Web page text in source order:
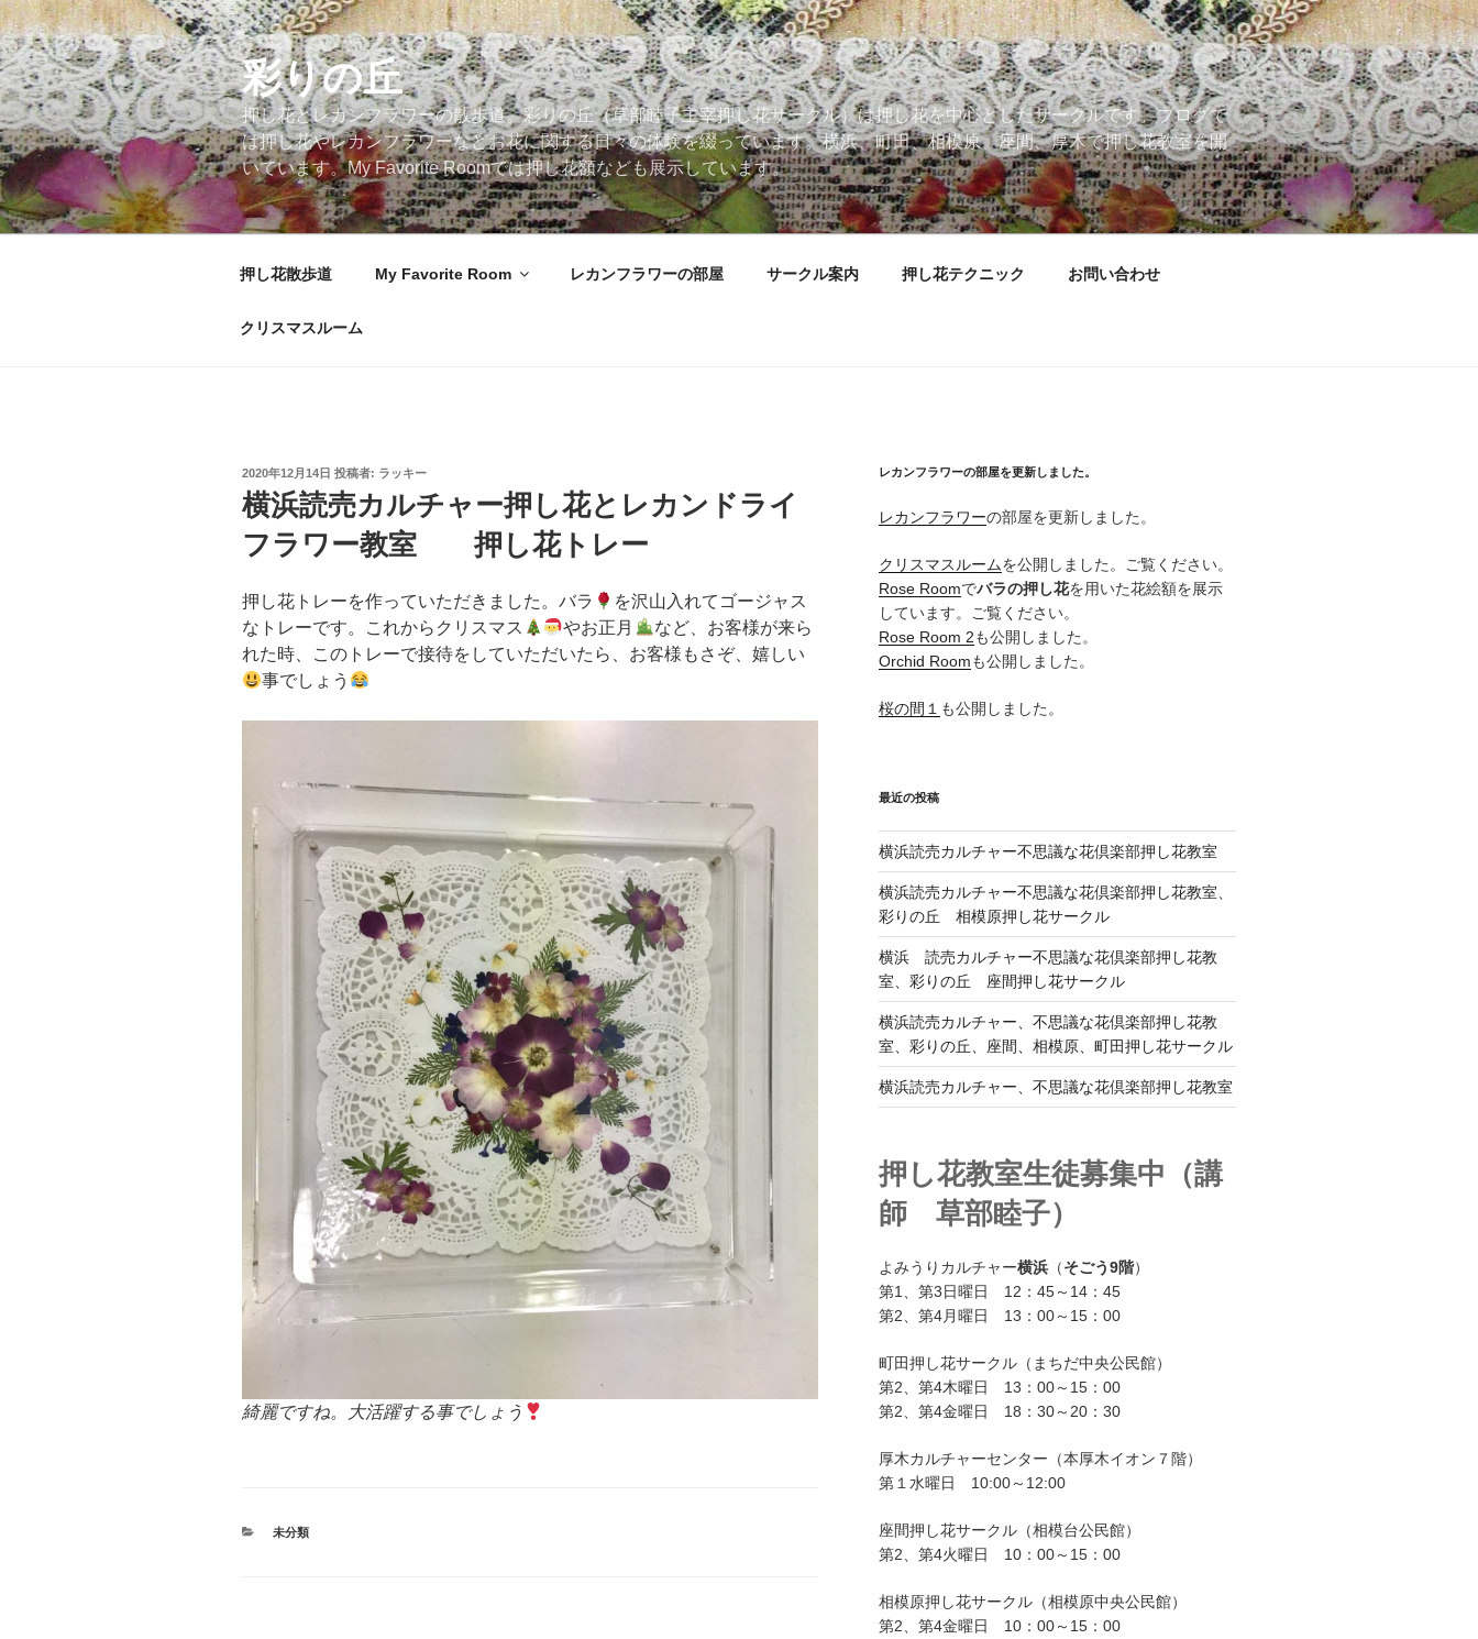
コ
ン
テ
ン
ツ
へ
ス
キ
ッ
彩りの丘
押し花とレカンフラワーの散歩道。彩りの丘（草部睦子主宰押し花サークル）は押し花を中心としたサークルです。ブログで
は押し花やレカンフラワーなどお花に関する日々の体験を綴っています。横浜、町田、相模原、座間、厚木で押し花教室を開
いています。My Favorite Roomでは押し花額なども展示しています。
押し花散歩道 My Favorite Room レカンフラワーの部屋 サークル案内 押し花テクニック お問い合わせ
クリスマスルーム
投
稿
日:
2020年12月14日 投稿者: ラッキー
横浜読売カルチャー押し花とレカンドライ
フラワー教室 押し花トレー
押し花トレーを作っていただきました。バラ
を沢山入れてゴージャス
なトレーです。これからクリスマス
やお正月
など、お客様が来ら
れた時、このトレーで接待をしていただいたら、お客様もさぞ、嬉しい
事でしょう
綺麗ですね。大活躍する事でしょう
カ
未分類
レカンフラワーの部屋を更新しました。
レカンフラワーの部屋を更新しました。
クリスマスルームを公開しました。ご覧ください。
Rose Roomでバラの押し花を用いた花絵額を展示
しています。ご覧ください。
Rose Room 2も公開しました。
Orchid Roomも公開しました。
桜の間１ も公開しました。
最近の投稿
横浜読売カルチャー不思議な花倶楽部押し花教室
横浜読売カルチャー不思議な花倶楽部押し花教室、
彩りの丘 相模原押し花サークル
横浜 読売カルチャー不思議な花倶楽部押し花教
室、彩りの丘 座間押し花サークル
横浜読売カルチャー、不思議な花倶楽部押し花教
室、彩りの丘、座間、相模原、町田押し花サークル
横浜読売カルチャー、不思議な花倶楽部押し花教室
押し花教室生徒募集中（講
師 草部睦子）
よみうりカルチャー横浜（そごう9階）
第1、第3日曜日 12：45～14：45
第2、第4月曜日 13：00～15：00
町田押し花サークル（まちだ中央公民館）
第2、第4木曜日 13：00～15：00
第2、第4金曜日 18：30～20：30
厚木カルチャーセンター（本厚木イオン７階）
第１水曜日 10:00～12:00
座間押し花サークル（相模台公民館）
第2、第4火曜日 10：00～15：00
相模原押し花サークル（相模原中央公民館）
第2、第4金曜日 10：00～15：00